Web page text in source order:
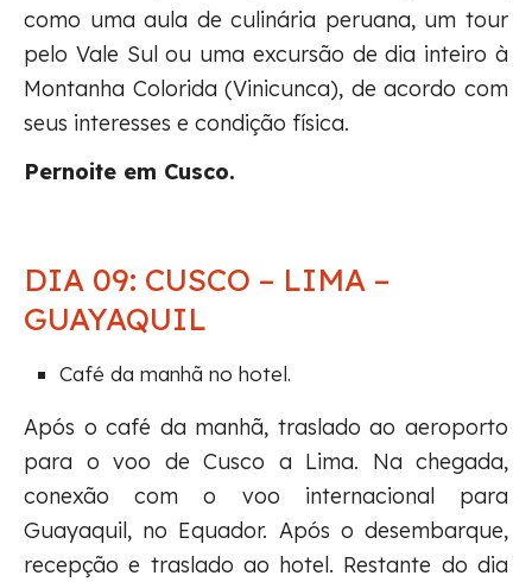
como uma aula de culinária peruana, um tour
pelo Vale Sul ou uma excursão de dia inteiro à
Montanha Colorida (Vinicunca), de acordo com
seus interesses e condição física.
Pernoite em Cusco.
DIA 09: CUSCO – LIMA –
GUAYAQUIL
Café da manhã no hotel.
Após o café da manhã, traslado ao aeroporto
para o voo de Cusco a Lima. Na chegada,
conexão com o voo internacional para
Guayaquil, no Equador. Após o desembarque,
recepção e traslado ao hotel. Restante do dia